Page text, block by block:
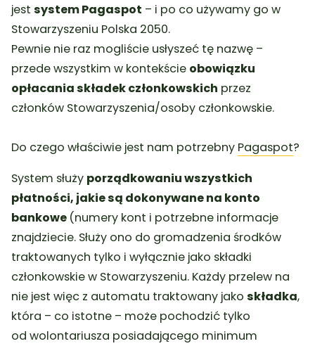
jestsystem Pagaspot – i po co używamy go w
Stowarzyszeniu Polska 2050.
Pewnie nie raz mogliście usłyszeć tę nazwę –
przede wszystkim w kontekście obowiązku
opłacania składek członkowskich przez
członków Stowarzyszenia/osoby członkowskie.
Do czego właściwie jest nam potrzebny Pagaspot?
System służy porządkowaniu wszystkich
płatności, jakie są dokonywane na konto
bankowe (numery kont i potrzebne informacje
znajdziecie. Służy ono do gromadzenia środków
traktowanych tylko i wyłącznie jako składki
członkowskie w Stowarzyszeniu. Każdy przelew na
nie jest więc z automatu traktowany jakoskładka,
która – co istotne – może pochodzić tylko
od wolontariusza posiadającego minimum